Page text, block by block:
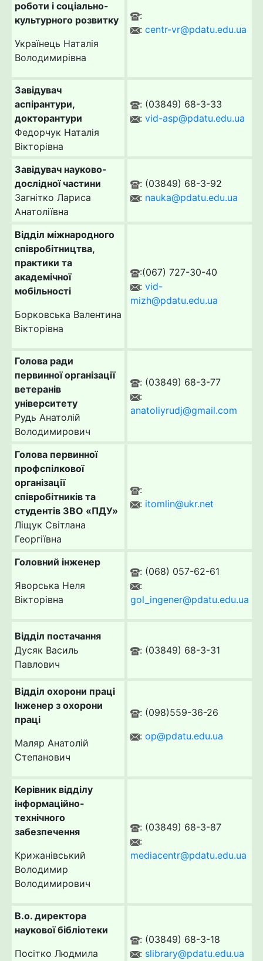
роботи і соціально-
культурного розвитку
Українець Наталія
Володимирівна
:
: centr-vr@pdatu.edu.ua
Завідувач
аспірантури,
докторантури
Федорчук Наталія
Вікторівна
: (03849) 68-3-33
: vid-asp@pdatu.edu.ua
Завідувач науково-
дослідної частини
Загнітко Лариса
Анатоліївна
: (03849) 68-3-92
: nauka@pdatu.edu.ua
Відділ міжнародного
співробітництва,
практики та
академічної
мобільності
Борковська Валентина
Вікторівна
:(067) 727-30-40
: vid-
mizh@pdatu.edu.ua
Голова ради
первинної організації
ветеранів
університету
Рудь Анатолій
Володимирович
: (03849) 68-3-77
:
anatoliyrudj@gmail.com
Голова первинної
профспілкової
організації
співробітників та
студентів ЗВО «ПДУ»
Ліщук Світлана
Георгіївна
:
: itomlin@ukr.net
Головний інженер
Яворська Неля
Вікторівна
: (068) 057-62-61
:
gol_ingener@pdatu.edu.ua
Відділ постачання
Дусяк Василь
Павлович
: (03849) 68-3-31
Відділ охорони праці
Інженер з охорони
праці
Маляр Анатолій
Степанович
: (098)559-36-26
: op@pdatu.edu.ua
Керівник відділу
інформаційно-
технічного
забезпечення
Крижанівський
Володимир
Володимирович
: (03849) 68-3-87
:
mediacentr@pdatu.edu.ua
В.о. директора
наукової бібліотеки
Посітко Людмила
: (03849) 68-3-18
: slibrary@pdatu.edu.ua